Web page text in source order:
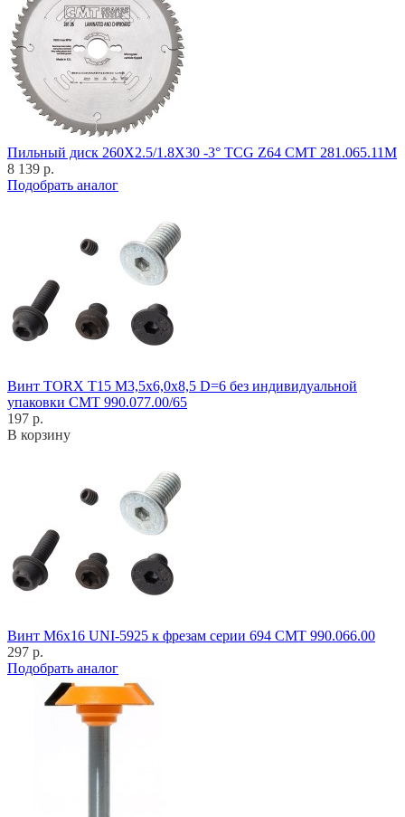
Пильный диск 260X2.5/1.8X30 -3° TCG Z64 CMT 281.065.11M
8 139 р.
Подобрать аналог
Винт TORX T15 M3,5x6,0x8,5 D=6 без индивидуальной
упаковки CMT 990.077.00/65
197 р.
В корзину
Винт M6x16 UNI-5925 к фрезам серии 694 CMT 990.066.00
297 р.
Подобрать аналог